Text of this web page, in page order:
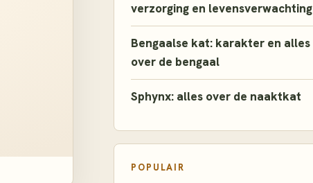
verzorging en levensverwachting
Bengaalse kat: karakter en alles
over de bengaal
Sphynx: alles over de naaktkat
POPULAIR